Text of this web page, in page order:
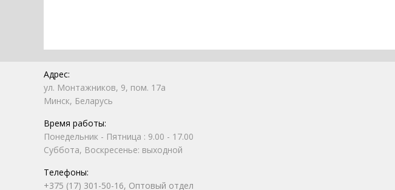
Адрес:
ул. Монтажников, 9, пом. 17а
Минск, Беларусь
Время работы:
Понедельник - Пятница : 9.00 - 17.00
Суббота, Воскресенье: выходной
Телефоны:
+375 (17) 301-50-16, Оптовый отдел